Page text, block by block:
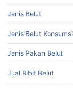
Jenis Belut
Jenis Belut Konsumsi
Jenis Pakan Belut
Jual Bibit Belut